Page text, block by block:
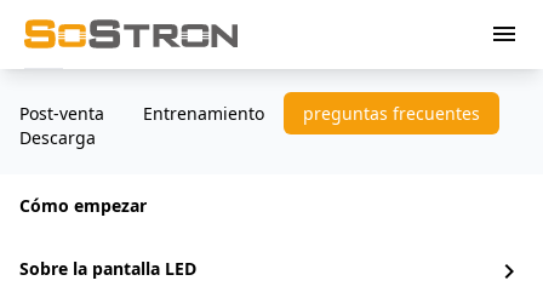
menu
Post-venta Entrenamiento
preguntas frecuentes
Descarga
Cómo empezar
Sobre la pantalla LED chevron_right